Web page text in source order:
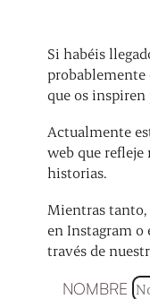
Si habéis
probablemente
que os inspiren
Actualmente
web que
historias.
Mientras tanto,
en Instagram o
través de
NOMBRE